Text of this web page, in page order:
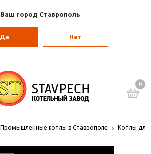
Ваш город Ставрополь
Да Нет
0
Промышленные котлы в Ставрополе Котлы